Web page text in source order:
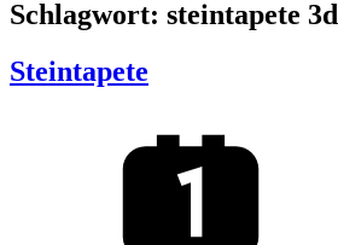
Schlagwort: steintapete 3d
Steintapete